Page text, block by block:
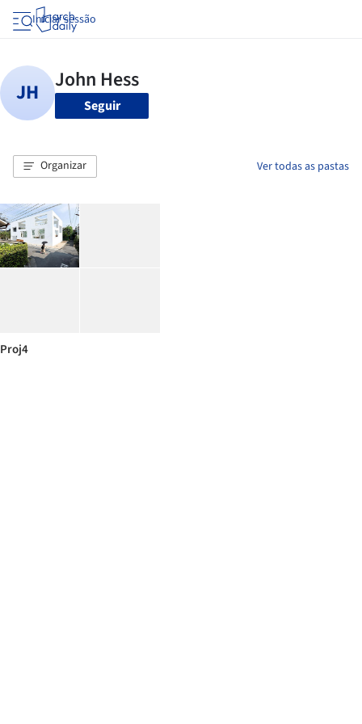
Iniciar sessão
Seguir
Organizar Ver todas as pastas
Proj4